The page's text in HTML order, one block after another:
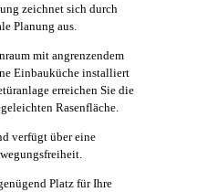
zeichnet sich durch
Planung aus.
mit angrenzendem
Einbauküche installiert
erreichen Sie die
Rasenfläche.
verfügt über eine
Platz für Ihre